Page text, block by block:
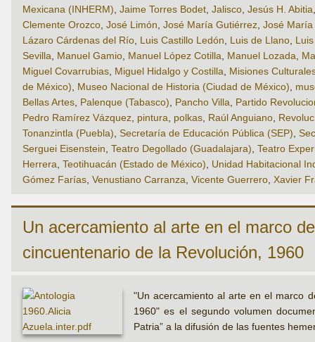
Mexicana (INHERM) Jaime Torres Bodet Jalisco Jesús H. Abitia
Clemente Orozco José Limón José María Gutiérrez José María
Lázaro Cárdenas del Río Luis Castillo Ledón Luis de Llano
Sevilla
Manuel Gamio Manuel López Cotilla Manuel Lozada
Miguel Covarrubias Miguel Hidalgo y Costilla
Misiones
de México)
Museo Nacional de Historia (Ciudad de México)
Bellas Artes Palenque (Tabasco) Pancho Villa
Partido
Pedro Ramírez Vázquez pintura polkas Raúl Anguiano
Tonanzintla (Puebla) Secretaría de Educación Pública (SEP)
Serguei Eisenstein Teatro Degollado (Guadalajara) Teatro
Herrera Teotihuacán (Estado de México)
Unidad Habitacional
Gómez Farías Venustiano Carranza Vicente Guerrero Xavier
Un acercamiento al arte en el marco
cincuentenario de la Revolución, 1960
"Un acercamiento al arte en el marco
1960" es el segundo volumen
Patria” a la difusión de las fuentes